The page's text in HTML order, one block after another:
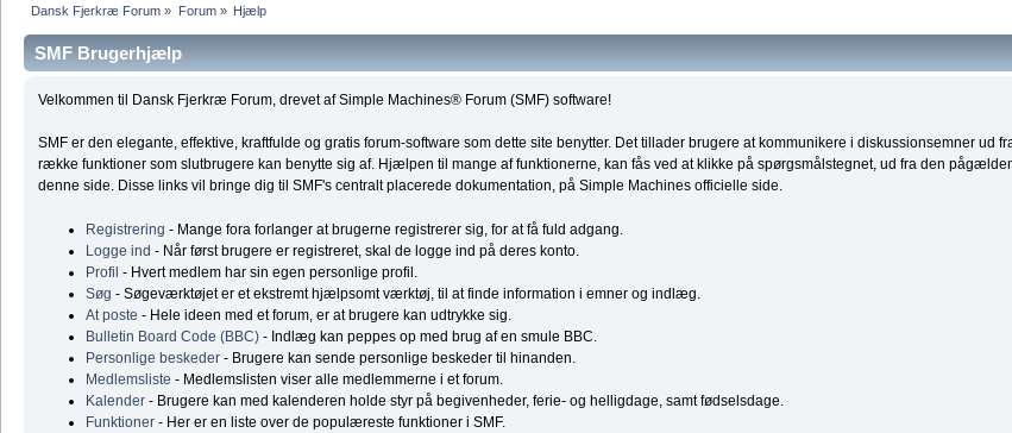
Dansk Fjerkræ Forum » Forum» Hjælp
SMF Brugerhjælp
Velkommen til Dansk Fjerkræ Forum, drevet af Simple Machines® Forum (SMF) software!
SMF er den elegante, effektive, kraftfulde og gratis forum-software som dette site benytter. Det tillader brugere at kommunikere i diskussionsemner
række funktioner som slutbrugere kan benytte sig af. Hjælpen til mange af funktionerne, kan fås ved at klikke på spørgsmålstegnet, ud fra den
denne side. Disse links vil bringe dig til SMF's centralt placerede dokumentation, på Simple Machines officielle side.
Registrering - Mange fora forlanger at brugerne registrerer sig, for at få fuld adgang.
Logge ind - Når først brugere er registreret, skal de logge ind på deres konto.
Profil - Hvert medlem har sin egen personlige profil.
Søg - Søgeværktøjet er et ekstremt hjælpsomt værktøj, til at finde information i emner og indlæg.
At poste - Hele ideen med et forum, er at brugere kan udtrykke sig.
Bulletin Board Code (BBC) - Indlæg kan peppes op med brug af en smule BBC.
Personlige beskeder - Brugere kan sende personlige beskeder til hinanden.
Medlemsliste - Medlemslisten viser alle medlemmerne i et forum.
Kalender - Brugere kan med kalenderen holde styr på begivenheder, ferie- og helligdage, samt fødselsdage.
Funktioner - Her er en liste over de populæreste funktioner i SMF.